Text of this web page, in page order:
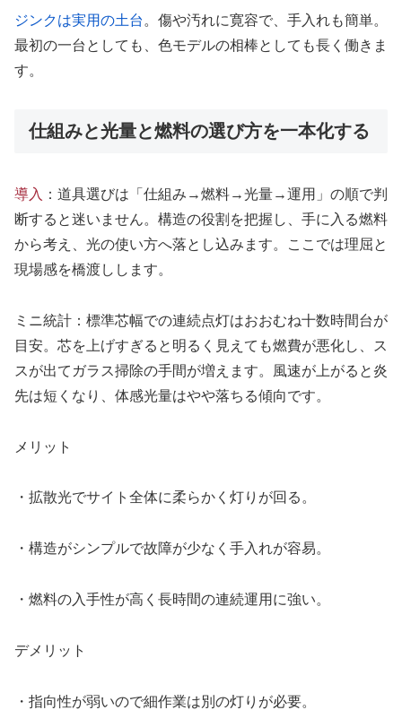
ジンクは実用の土台 。傷や汚れに寛容で、手入れも簡単。
最初の一台としても、色モデルの相棒としても長く働きま
す。
仕組みと光量と燃料の選び方を一本化する
導入 ：道具選びは「仕組み→燃料→光量→運用」の順で判
断すると迷いません。構造の役割を把握し、手に入る燃料
から考え、光の使い方へ落とし込みます。ここでは理屈と
現場感を橋渡しします。
ミニ統計：標準芯幅での連続点灯はおおむね十数時間台が
目安。芯を上げすぎると明るく見えても燃費が悪化し、ス
スが出てガラス掃除の手間が増えます。風速が上がると炎
先は短くなり、体感光量はやや落ちる傾向です。
メリット
・拡散光でサイト全体に柔らかく灯りが回る。
・構造がシンプルで故障が少なく手入れが容易。
・燃料の入手性が高く長時間の連続運用に強い。
デメリット
・指向性が弱いので細作業は別の灯りが必要。